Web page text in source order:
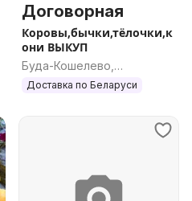
Договорная
Коровы,бычки,тёлочки,к
они ВЫКУП
Буда-Кошелево,
Гомельская обл.
Доставка по Беларуси